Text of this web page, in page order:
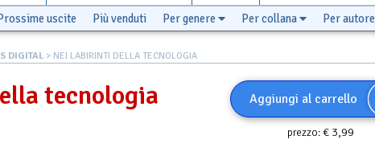
uscite Più venduti Per genere Per collana Per autore
DIGITAL > NEI LABIRINTI DELLA TECNOLOGIA
Aggiungi al carrello
prezzo:€ 3,99
tecnologia